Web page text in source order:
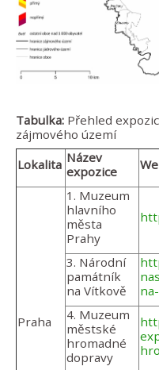
Tabulka: Přehled
zájmového území
Lokalita Název
expozice
Praha
1. Muzeum
hlavního
města
Prahy
3. Národní
památník
na Vítkově
4. Muzeum
městské
hromadné
dopravy